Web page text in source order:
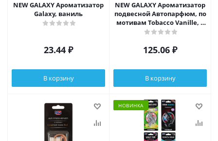
NEW GALAXY Ароматизатор
Galaxy, ваниль
23.44 ₽
В корзину
NEW GALAXY Ароматизатор
подвесной Автопарфюм, по
мотивам Tobacco Vanille, 5
мл
125.06 ₽
В корзину
НОВИНКА